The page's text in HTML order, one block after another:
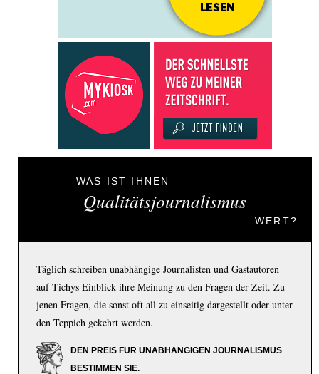
WAS IST IHNEN
Qualitätsjournalismus
WERT?
Täglich schreiben unabhängige Journalisten und Gastautoren
auf Tichys Einblick ihre Meinung zu den Fragen der Zeit. Zu
jenen Fragen, die sonst oft all zu einseitig dargestellt oder unter
den Teppich gekehrt werden.
DEN PREIS FÜR UNABHÄNGIGEN JOURNALISMUS
BESTIMMEN SIE.